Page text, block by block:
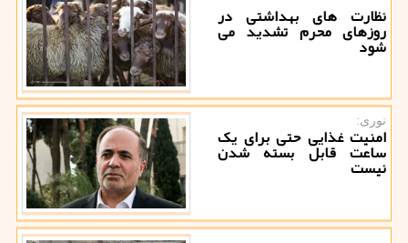
نظارت های بهداشتی در
روزهای محرم تشدید می
شود
نوری:
امنیت غذایی حتی برای یک
ساعت قابل بسته شدن
نیست